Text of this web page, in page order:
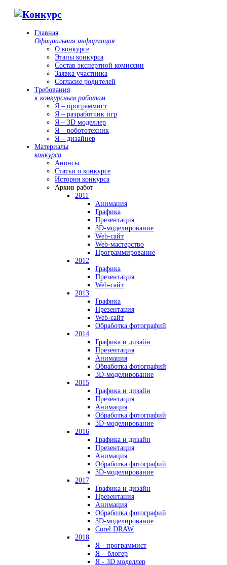
Главная
Официальная информация
О конкурсе
Этапы конкурса
Состав экспертной комиссии
Заявка участника
Согласие родителей
Требования
к конкурсным работам
Я – программист
Я – разработчик игр
Я – 3D моделлер
Я – робототехник
Я – дизайнер
Материалы
конкурса
Анонсы
Статьи о конкурсе
История конкурса
Архив работ
2011
Анимация
Графика
Презентация
3D-моделирование
Web-сайт
Web-мастерство
Программирование
2012
Графика
Презентация
Web-сайт
2013
Графика
Презентация
Web-сайт
Обработка фотографий
2014
Графика и дизайн
Презентация
Анимация
Обработка фотографий
3D-моделирование
2015
Графика и дизайн
Презентация
Анимация
Обработка фотографий
3D-моделирование
2016
Графика и дизайн
Презентация
Анимация
Обработка фотографий
3D-моделирование
2017
Графика и дизайн
Презентация
Анимация
Обработка фотографий
3D-моделирование
Corel DRAW
2018
Я - программист
Я – блогер
Я - 3D моделлер